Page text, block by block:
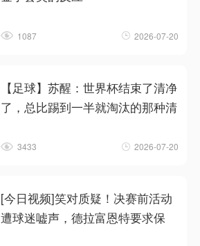
1087 2026-07-20
【足球】苏醒：世界杯结束了清净
了，总比踢到一半就淘汰的那种清
3433 2026-07-20
[今日视频]笑对质疑！决赛前活动
遭球迷嘘声，德拉富恩特要求保